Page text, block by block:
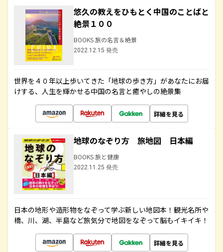
悠久の教えをひもとく中国のことばと
絶景１００
BOOKS 旅の名言＆絶景
2022.12.15 発売
世界を４０年以上歩いてきた「地球の歩き方」があなたにお届
けする、人生を輝かせる中国の名言と癒やしの絶景集
詳細を見る
地球のなぞり方 旅地図 日本編
BOOKS 旅と健康
2022.11.25 発売
日本の地形や造形物をなぞって学ぶ新しい地図本！観光名所や
橋、川、湖、半島など旅気分で地図をなぞって脳もイキイキ！
詳細を見る